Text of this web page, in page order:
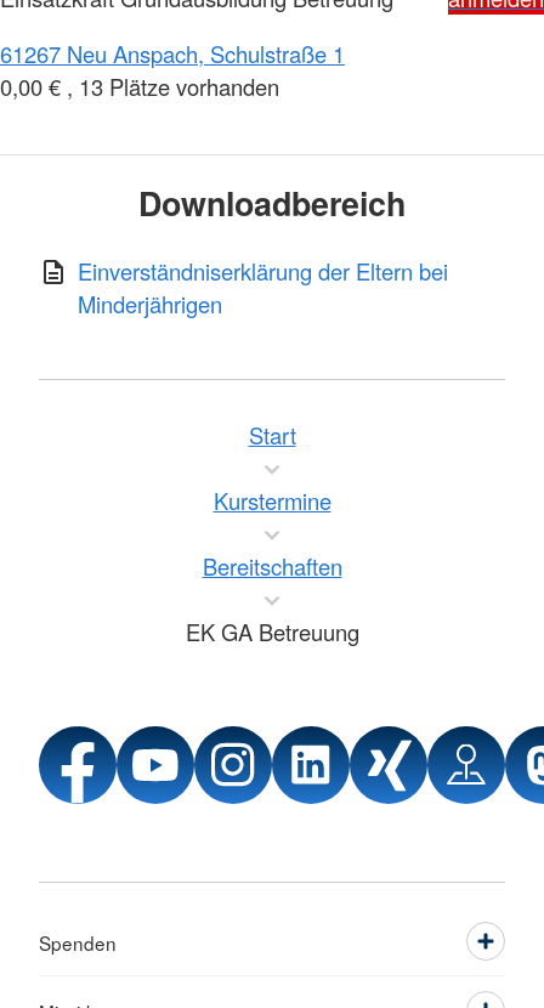
61267 Neu Anspach, Schulstraße 1
0,00 € , 13 Plätze vorhanden
Downloadbereich
Einverständniserklärung der Eltern bei
Minderjährigen
Start
Kurstermine
Bereitschaften
EK GA Betreuung
Spenden